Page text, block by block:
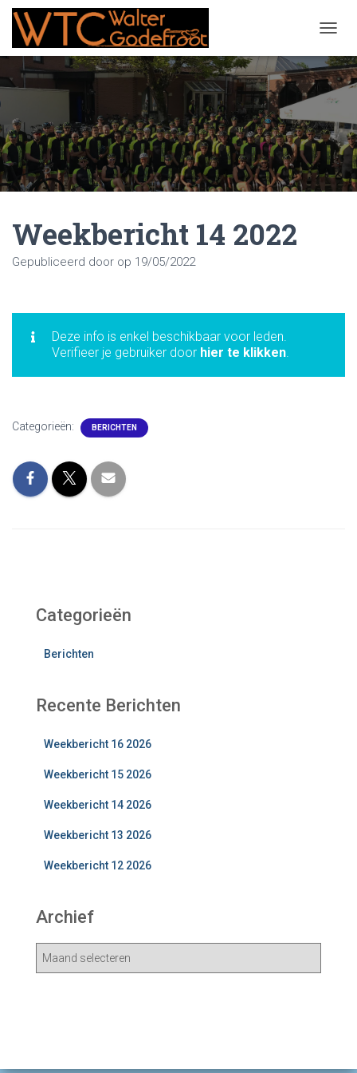
Weekbericht 14 2022
Gepubliceerd door op 19/05/2022
Deze info is enkel beschikbaar voor leden.
Verifieer je gebruiker door hier te klikken.
Categorieën: BERICHTEN
Categorieën
Berichten
Recente Berichten
Weekbericht 16 2026
Weekbericht 15 2026
Weekbericht 14 2026
Weekbericht 13 2026
Weekbericht 12 2026
Archief